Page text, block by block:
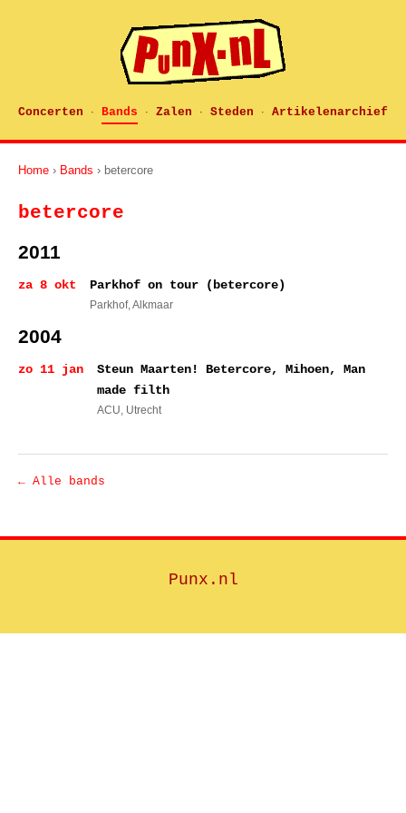
Concerten · Bands · Zalen · Steden · Artikelenarchief
Home › Bands › betercore
betercore
2011
za 8 okt Parkhof on tour (betercore)
Parkhof, Alkmaar
2004
zo 11 jan
Steun Maarten! Betercore, Mihoen, Man
made filth
ACU, Utrecht
← Alle bands
Punx.nl